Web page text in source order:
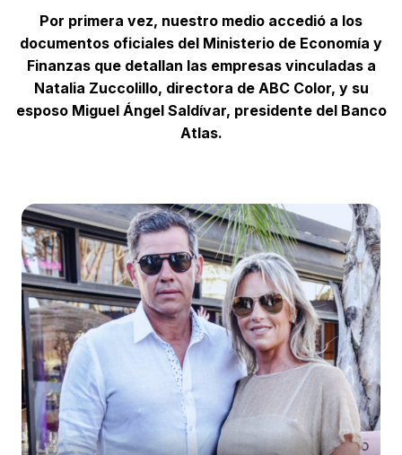
Por primera vez, nuestro medio accedió a los
documentos oficiales del Ministerio de Economía y
Finanzas que detallan las empresas vinculadas a
Natalia Zuccolillo, directora de ABC Color, y su
esposo Miguel Ángel Saldívar, presidente del Banco
Atlas.